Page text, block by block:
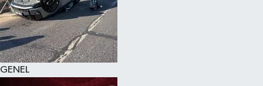
GENEL
KÜLTÜR SANAT
MAGAZİN
SAĞLIK